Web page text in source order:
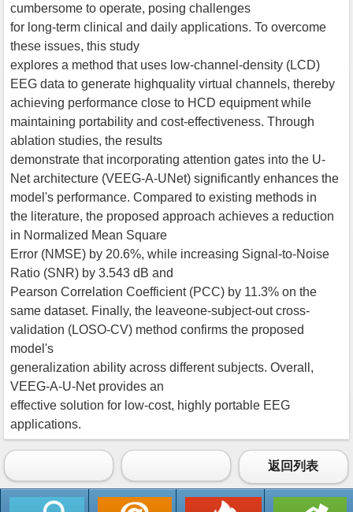
cumbersome to operate, posing challenges
for long-term clinical and daily applications. To overcome
these issues, this study
explores a method that uses low-channel-density (LCD)
EEG data to generate highquality virtual channels, thereby
achieving performance close to HCD equipment while
maintaining portability and cost-effectiveness. Through
ablation studies, the results
demonstrate that incorporating attention gates into the U-
Net architecture (VEEG-A-UNet) significantly enhances the
model's performance. Compared to existing methods in
the literature, the proposed approach achieves a reduction
in Normalized Mean Square
Error (NMSE) by 20.6%, while increasing Signal-to-Noise
Ratio (SNR) by 3.543 dB and
Pearson Correlation Coefficient (PCC) by 11.3% on the
same dataset. Finally, the leaveone-subject-out cross-
validation (LOSO-CV) method confirms the proposed
model's
generalization ability across different subjects. Overall,
VEEG-A-U-Net provides an
effective solution for low-cost, highly portable EEG
applications.
返回列表